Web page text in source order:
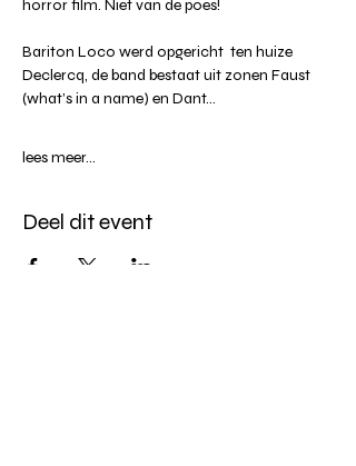
horror film. Niet van de poes!
Bariton Loco werd opgericht  ten huize
Declercq, de band bestaat uit zonen Faust
(what’s in a name) en Dant…
lees meer...
Deel dit event